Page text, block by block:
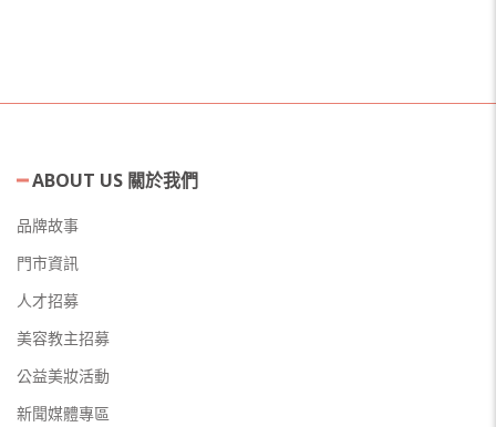
ABOUT US 關於我們
品牌故事
門市資訊
人才招募
美容教主招募
公益美妝活動
新聞媒體專區